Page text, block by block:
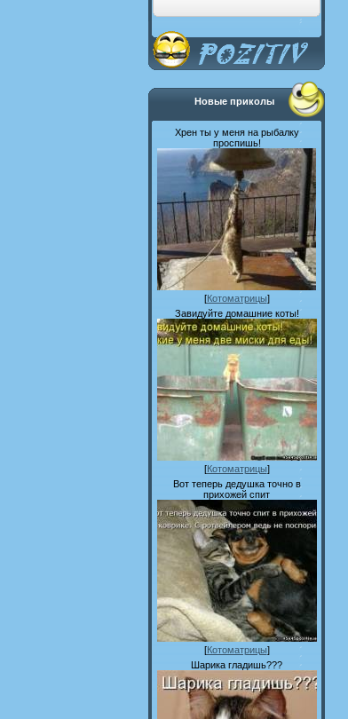
Новые приколы
Хрен ты у меня на рыбалку
проспишь!
[Котоматрицы]
Завидуйте домашние коты!
[Котоматрицы]
Вот теперь дедушка точно в
прихожей спит
[Котоматрицы]
Шарика гладишь???